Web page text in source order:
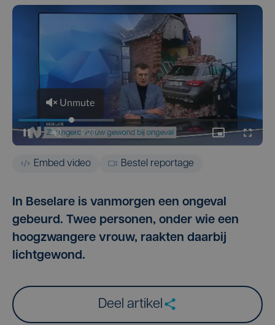
Embed video Bestel reportage
In Beselare is vanmorgen een ongeval
gebeurd. Twee personen, onder wie een
hoogzwangere vrouw, raakten daarbij
lichtgewond.
Deel artikel